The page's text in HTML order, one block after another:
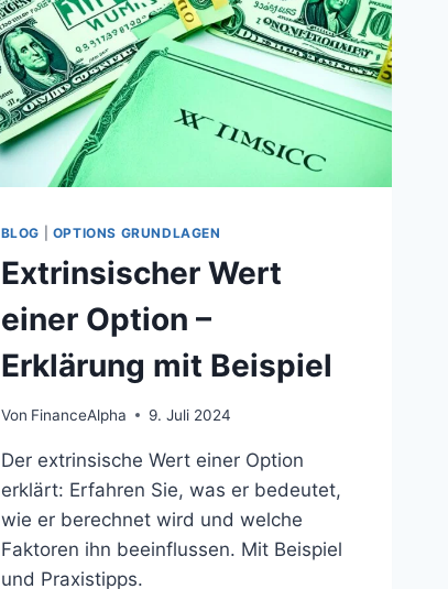
BLOG OPTIONS GRUNDLAGEN
Extrinsischer Wert
einer Option –
Erklärung mit Beispiel
Von FinanceAlpha 9. Juli 2024
Der extrinsische Wert einer Option
erklärt: Erfahren Sie, was er bedeutet,
wie er berechnet wird und welche
Faktoren ihn beeinflussen. Mit Beispiel
und Praxistipps.